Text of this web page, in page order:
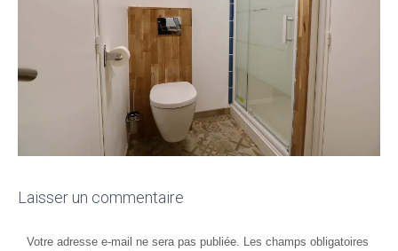
Laisser un commentaire
Votre adresse e-mail ne sera pas publiée.
Les champs obligatoires